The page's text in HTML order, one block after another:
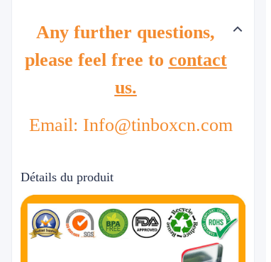
Any further questions,
please feel free to contact
us.
Email: Info@tinboxcn.com
Détails du produit